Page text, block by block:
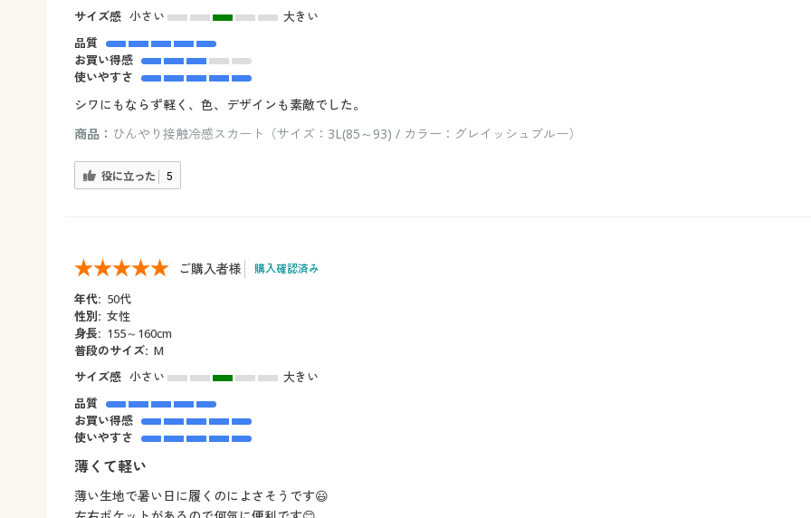
サイズ感 小さい
大きい
品質
お買い得感
使いやすさ
シワにもならず軽く、色、デザインも素敵でした。
商品： ひんやり接触冷感スカート（サイズ：3L(85～93) / カラー：グレイッシュブルー）
役に立った 5
ご購入者様 購入確認済み
年代: 50代
性別: 女性
身長: 155～160cm
普段のサイズ: M
サイズ感 小さい
大きい
品質
お買い得感
使いやすさ
薄くて軽い
薄い生地で暑い日に履くのによさそうです😃